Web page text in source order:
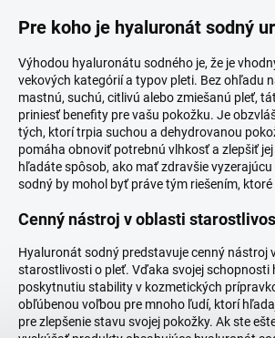
Pre koho je hyaluronát sodný
Výhodou hyaluronátu sodného je, že je
vekových kategórií a typov pleti. Bez ohľadu
mastnú, suchú, citlivú alebo zmiešanú pleť,
priniesť benefity pre vašu pokožku. Je
tých, ktorí trpia suchou a dehydrovanou
pomáha obnoviť potrebnú vlhkosť a zlepšiť
hľadáte spôsob, ako mať zdravšie
sodný by mohol byť práve tým riešením,
Cenný nástroj v oblasti
Hyaluronát sodný predstavuje cenný nástroj
starostlivosti o pleť. Vďaka svojej schopnosti
poskytnutiu stability v kozmetických
obľúbenou voľbou pre mnoho ľudí, ktorí
pre zlepšenie stavu svojej pokožky. Ak ste